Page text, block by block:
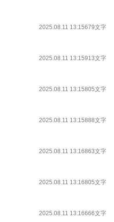
2025.08.11 13:15679文字
2025.08.11 13:15913文字
2025.08.11 13:15805文字
2025.08.11 13:15888文字
2025.08.11 13:16863文字
2025.08.11 13:16805文字
2025.08.11 13:16666文字